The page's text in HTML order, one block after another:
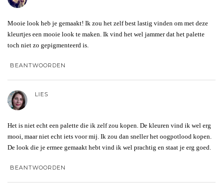
Mooie look heb je gemaakt! Ik zou het zelf best lastig vinden om met deze
kleurtjes een mooie look te maken. Ik vind het wel jammer dat het palette
toch niet zo gepigmenteerd is.
BEANTWOORDEN
LIES
Het is niet echt een palette die ik zelf zou kopen. De kleuren vind ik wel erg
mooi, maar niet echt iets voor mij. Ik zou dan sneller het oogpotlood kopen.
De look die je ermee gemaakt hebt vind ik wel prachtig en staat je erg goed.
BEANTWOORDEN